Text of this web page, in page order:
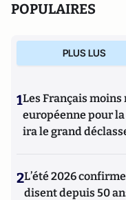
POPULAIRES
PLUS LUS
1Les Français
européenne pour
ira le grand
2L’été 2026
disent depuis 50